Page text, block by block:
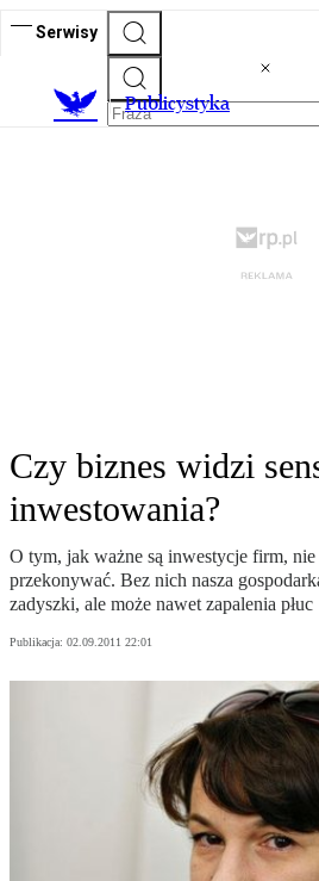
Serwisy
Publicystyka
Czy biznes widzi
inwestowania?
O tym, jak ważne są inwestycje firm,
przekonywać. Bez nich nasza
zadyszki, ale może nawet zapalenia płuc
Publikacja: 02.09.2011 22:01